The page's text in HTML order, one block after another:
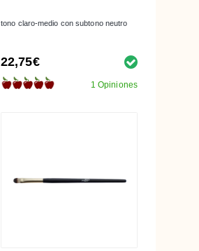
tono claro-medio con subtono neutro
22,75€
1 Opiniones